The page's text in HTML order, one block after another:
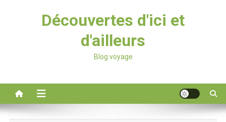
Découvertes d'ici et
d'ailleurs
Blog voyage